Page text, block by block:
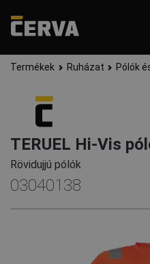
Termékek Ruházat Pólók
TERUEL Hi-Vis
Rövidujjú pólók
03040138